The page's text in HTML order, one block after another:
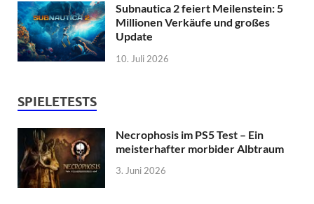
Subnautica 2 feiert Meilenstein: 5
Millionen Verkäufe und großes
Update
10. Juli 2026
SPIELETESTS
Necrophosis im PS5 Test – Ein
meisterhafter morbider Albtraum
3. Juni 2026